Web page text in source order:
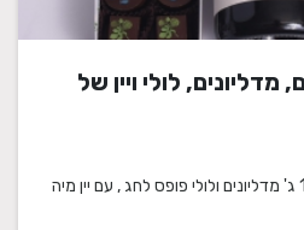
לולי ויין של
מארז 14 פרלינים לחג, יין , 100 ג' מדליונים ולולי פופס לחג , עם יין מיה